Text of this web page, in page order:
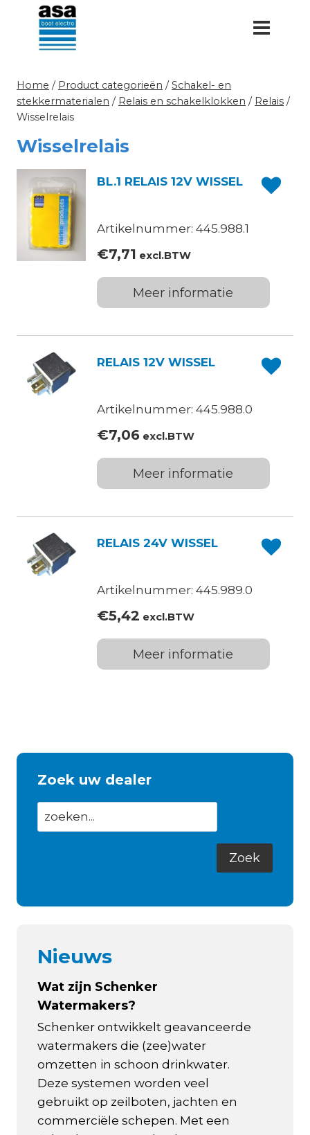
Doorgaan
inhoud
Home / Product categorieën / Schakel- en
stekkermaterialen / Relais en schakelklokken / Relais /
Wisselrelais
Wisselrelais
BL.1 RELAIS 12V WISSEL
Artikelnummer: 445.988.1
€7,71 excl.BTW
Meer informatie
RELAIS 12V WISSEL
Artikelnummer: 445.988.0
€7,06excl.BTW
Meer informatie
RELAIS 24V WISSEL
Artikelnummer: 445.989.0
€5,42 excl.BTW
Meer informatie
Zoek uw dealer
Nieuws
Wat zijn Schenker
Watermakers?
Schenker ontwikkelt geavanceerde
watermakers die (zee)water
omzetten in schoon drinkwater.
Deze systemen worden veel
gebruikt op zeilboten, jachten en
commerciële schepen. Met een